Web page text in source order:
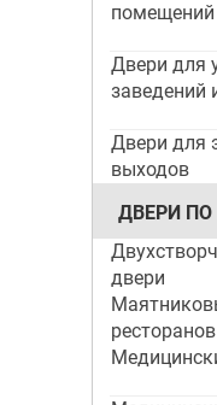
помещений
Двери для
заведений
Двери для
выходов
ДВЕРИ
двери